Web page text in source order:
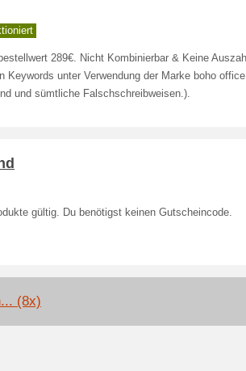
289€. Nicht Kombinierbar & Keine
Keywords unter Verwendung der Marke boho
und sümtliche Falschschreibweisen.).
gültig. Du benötigst keinen Gutscheincode.
(8x)